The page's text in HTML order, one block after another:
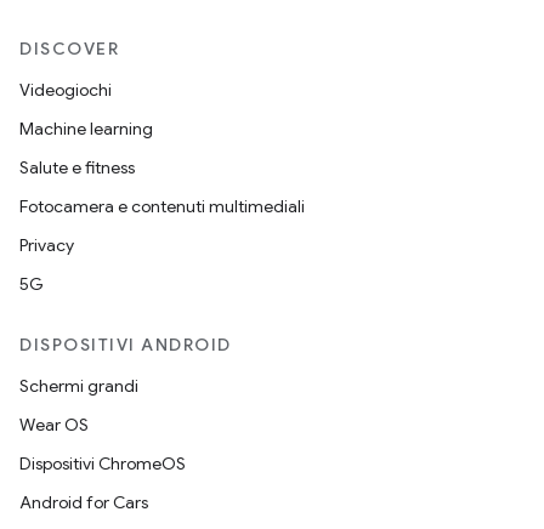
DISCOVER
Videogiochi
Machine learning
Salute e fitness
Fotocamera e contenuti multimediali
Privacy
5G
DISPOSITIVI ANDROID
Schermi grandi
Wear OS
Dispositivi ChromeOS
Android for Cars